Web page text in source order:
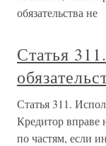
обязательства не
Статья
Статья 311.
Кредитор вправе
по частям, если